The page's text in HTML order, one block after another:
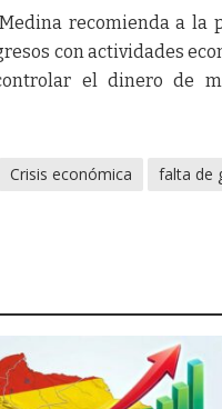
recomienda a la
con actividades
el dinero de
Crisis económica falta de